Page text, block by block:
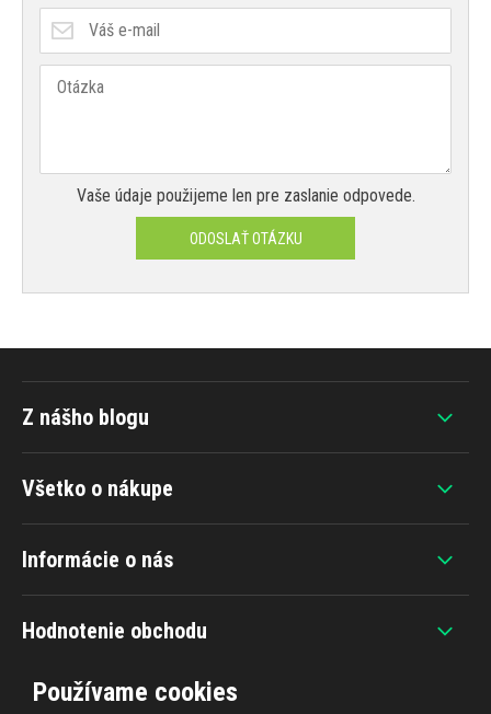
Vaše údaje použijeme len pre zaslanie odpovede.
ODOSLAŤ OTÁZKU
Všetko o nákupe
Informácie o nás
Hodnotenie obchodu
Z nášho blogu
Používame cookies